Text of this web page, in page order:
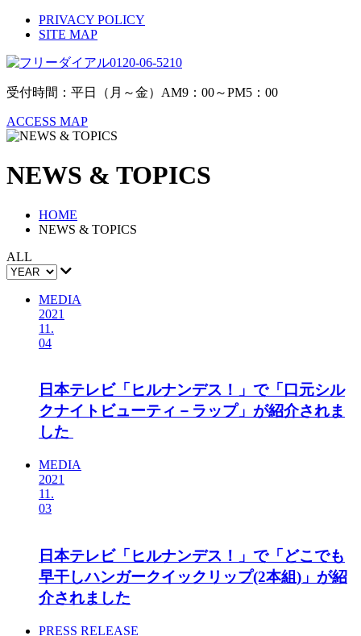
PRIVACY POLICY
SITE MAP
0120-06-5210
受付時間：平日（月～金）AM9：00～PM5：00
ACCESS MAP
NEWS & TOPICS
HOME
NEWS & TOPICS
ALL
MEDIA
2021
11.
04
日本テレビ「ヒルナンデス！」で「口元シル
クナイトビューティ－ラップ」が紹介されま
した
MEDIA
2021
11.
03
日本テレビ「ヒルナンデス！」で「どこでも
早干しハンガークイックリップ(2本組)」が紹
介されました
PRESS RELEASE